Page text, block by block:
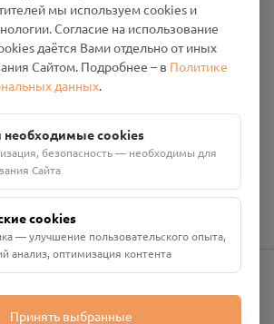
ответственностью «Смоленский
216790, Смоленская область, р-н
улица Западная, д. 26А, пом. 18
в АО "АЛЬФА-БАНК"
мы используем cookies и
Согласие на использование
даётся Вами отдельно от иных
Сайтом. Подробнее – в Политике
данных.
необходимые cookies
безопасность — необходимы для
Сайта
cookies
— улучшение пользовательского опыта,
анализ, оптимизация контента
Принять выбранные